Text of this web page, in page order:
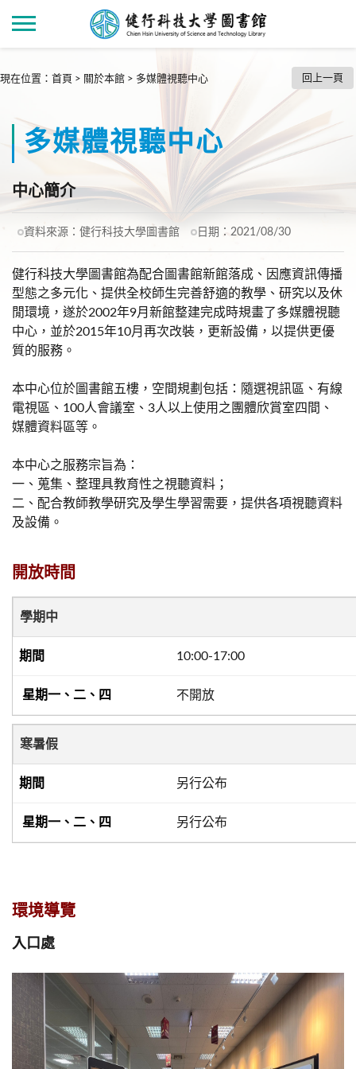
現在位置 ： 首頁 > 關於本館 > 多媒體視聽中心 回上一頁
多媒體視聽中心
中心簡介
資料來源： 健行科技大學圖書館 日期： 2021/08/30
健行科技大學圖書館為配合圖書館新館落成、因應資訊傳播
型態之多元化、提供全校師生完善舒適的教學、研究以及休
閒環境，遂於2002年9月新館整建完成時規畫了多媒體視聽
中心，並於2015年10月再次改裝，更新設備，以提供更優
質的服務。
本中心位於圖書館五樓，空間規劃包括：隨選視訊區、有線
電視區、100人會議室、3人以上使用之團體欣賞室四間、
媒體資料區等。
本中心之服務宗旨為：
一、蒐集、整理具教育性之視聽資料；
二、配合教師教學研究及學生學習需要，提供各項視聽資料
及設備。
開放時間
學期中
10:00-17:00
不開放
寒暑假
另行公布
另行公布
環境導覽
入口處